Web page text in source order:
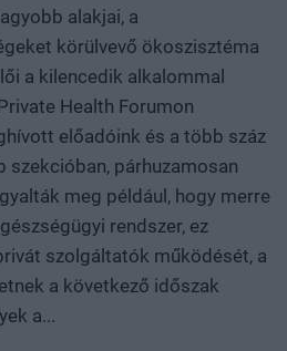
alakjai, a
körülvevő ökoszisztéma
a kilencedik alkalommal
Health Forumon
előadóink és a több száz
szekcióban, párhuzamosan
meg például, hogy merre
rendszer, ez
szolgáltatók működését, a
a következő időszak
a...